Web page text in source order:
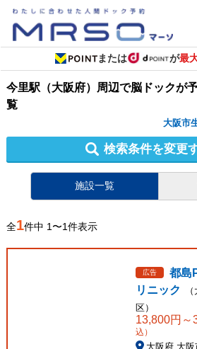
または が最
今里駅（大阪府）周辺で脳ドックが
覧
大阪市
検索条件を変更
施設一覧
全1件中 1〜1件表示
広告
都島
リニック
（
区）
13,800円～
込）
大阪府 大